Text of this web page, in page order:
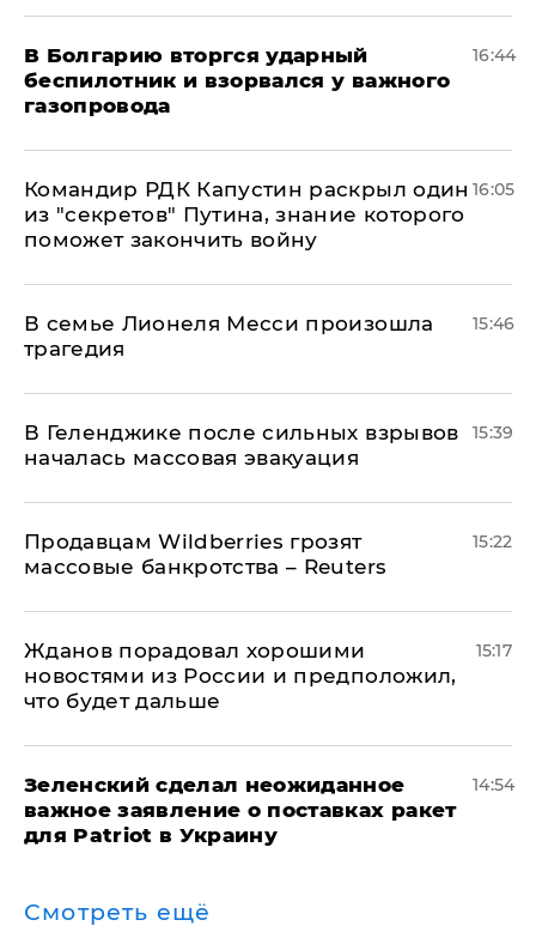
В Болгарию вторгся ударный
беспилотник и взорвался у важного
газопровода
16:44
Командир РДК Капустин раскрыл один
из "секретов" Путина, знание которого
поможет закончить войну
16:05
В семье Лионеля Месси произошла
трагедия
15:46
В Геленджике после сильных взрывов
началась массовая эвакуация
15:39
Продавцам Wildberries грозят
массовые банкротства – Reuters
15:22
Жданов порадовал хорошими
новостями из России и предположил,
что будет дальше
15:17
Зеленский сделал неожиданное
важное заявление о поставках ракет
для Patriot в Украину
14:54
Смотреть ещё